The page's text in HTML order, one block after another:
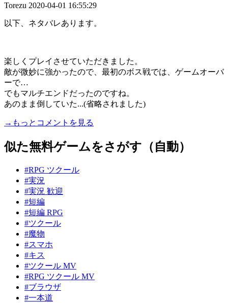
Torezu 2020-04-01 16:55:29
以下、ネタバレあります。
楽しくプレイさせていただきました。
敵が微妙に強かったので、最初のボス戦では、ゲームオーバ
ーで…
でもマルチエンドだったのですね。
あのまま倒していた...(省略されました)
→もっとコメントを見る
似た無料ゲームをさがす（自動）
#RPG ツクール
#実況
#実況 歓迎
#短編
#短編 RPG
#ツクール
#魔物
#スマホ
#キス
#ツクール MV
#RPG ツクール MV
#ブラウザ
#一本道